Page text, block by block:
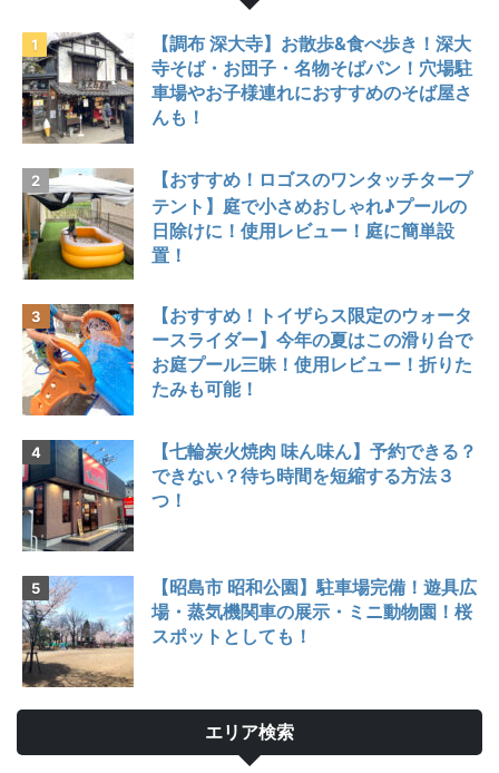
【調布 深大寺】お散歩&食べ歩き！深大
寺そば・お団子・名物そばパン！穴場駐
車場やお子様連れにおすすめのそば屋さ
んも！
【おすすめ！ロゴスのワンタッチタープ
テント】庭で小さめおしゃれ♪プールの
日除けに！使用レビュー！庭に簡単設
置！
【おすすめ！トイザらス限定のウォータ
ースライダー】今年の夏はこの滑り台で
お庭プール三昧！使用レビュー！折りた
たみも可能！
【七輪炭火焼肉 味ん味ん】予約できる？
できない？待ち時間を短縮する方法３
つ！
【昭島市 昭和公園】駐車場完備！遊具広
場・蒸気機関車の展示・ミニ動物園！桜
スポットとしても！
エリア検索